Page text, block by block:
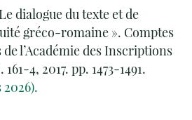
dialogue du texte et de
gréco-romaine ». Comptes
l’Académie des Inscriptions
4, 2017. pp. 1473-1491.
2026).